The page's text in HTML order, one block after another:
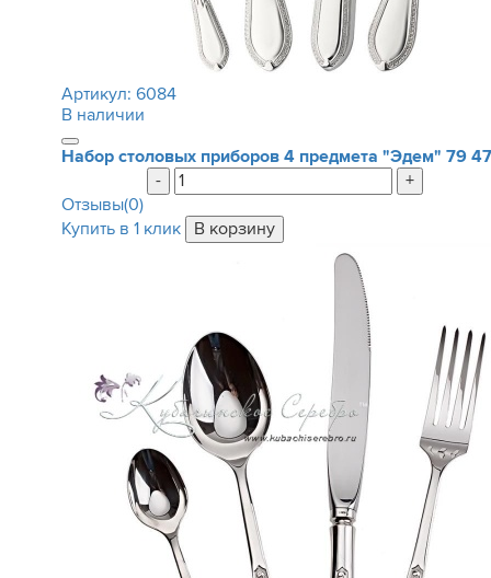
Артикул: 6084
В наличии
Набор столовых приборов 4 предмета "Эдем" 79
-
+
Отзывы(0)
Купить в 1 клик